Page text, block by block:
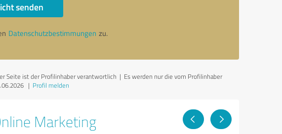
senden
Datenschutzbestimmungen zu.
Seite ist der Profilinhaber verantwortlich | Es werden nur die vom Profilinhaber
| Profil melden
Marketing